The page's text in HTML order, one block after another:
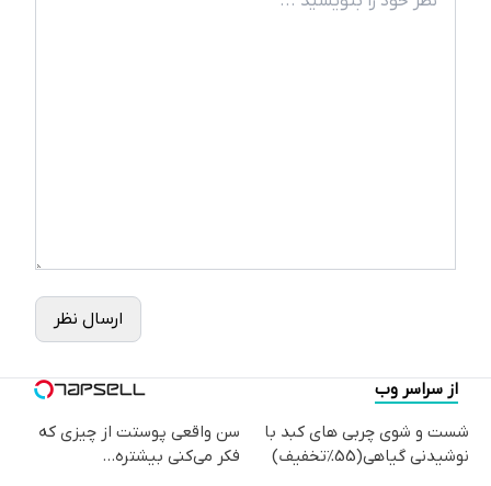
ارسال نظر
از سراسر وب
شست و شوی چربی های کبد با
نوشیدنی گیاهی(55%تخفیف)
سن واقعی پوستت از چیزی که
فکر می‌کنی بیشتره...